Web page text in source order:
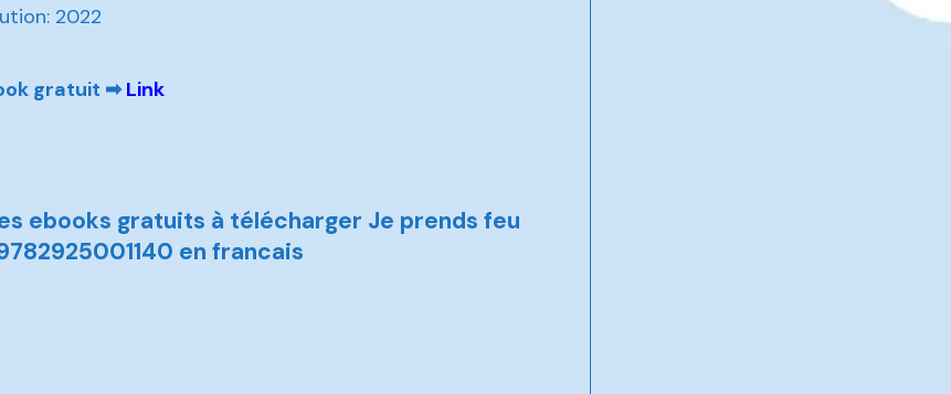
2022
gratuit ➡Link
ebooks gratuits à télécharger Je prends feu
en francais